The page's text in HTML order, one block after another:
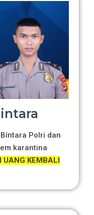
Polri dan
karantina
UANG KEMBALI